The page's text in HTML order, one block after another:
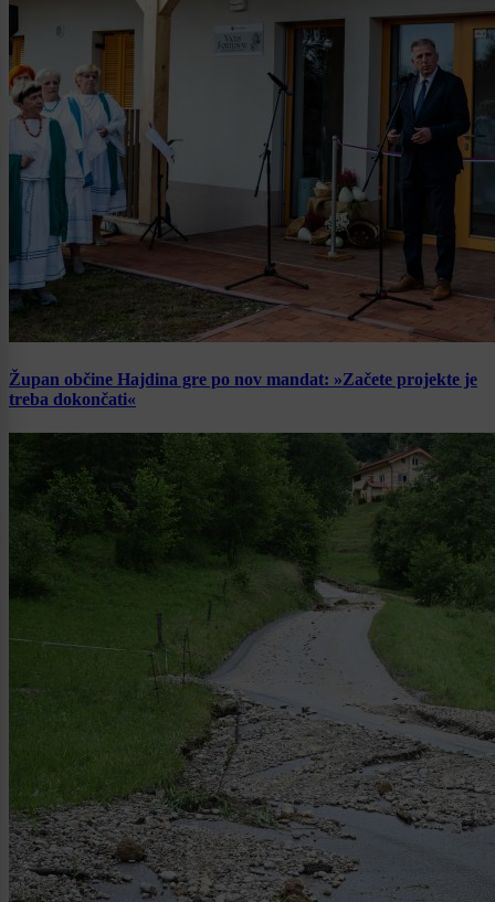
Župan občine Hajdina gre po nov mandat: »Začete projekte je
treba dokončati«